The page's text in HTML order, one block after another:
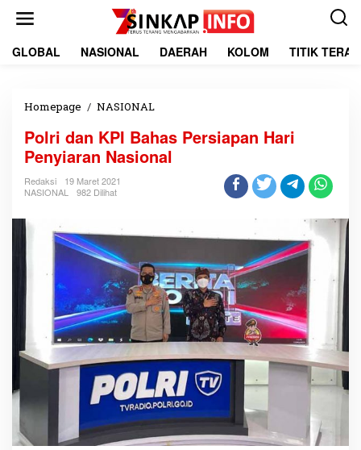
GLOBAL NASIONAL DAERAH KOLOM TITIK
Homepage / NASIONAL
l
r
i
P
B
a
h
a
s
P
e
r
s
i
a
p
a
Polri dan KPI Bahas Persiapan Hari
Penyiaran Nasional
Redaksi
19 Maret 2021
NASIONAL
982 Dilihat